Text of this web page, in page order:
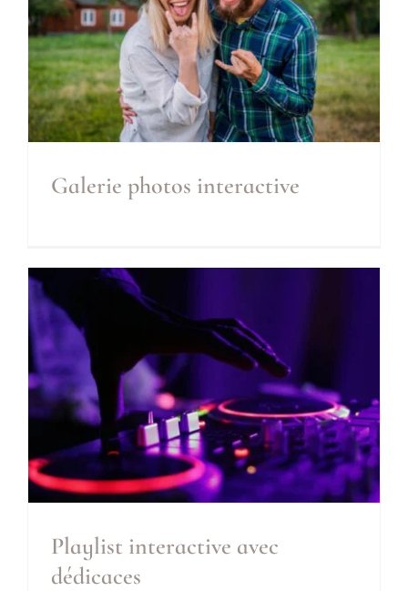
Galerie photos interactive
Galerie photos interactive
Playlist interactive avec
dédicaces